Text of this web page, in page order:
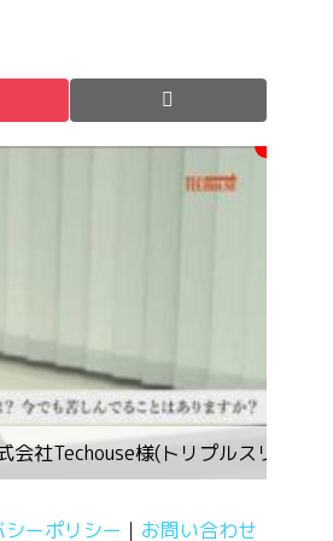
社Techouse様(トリプルスリー制作
シーポリシー お問い合わせ